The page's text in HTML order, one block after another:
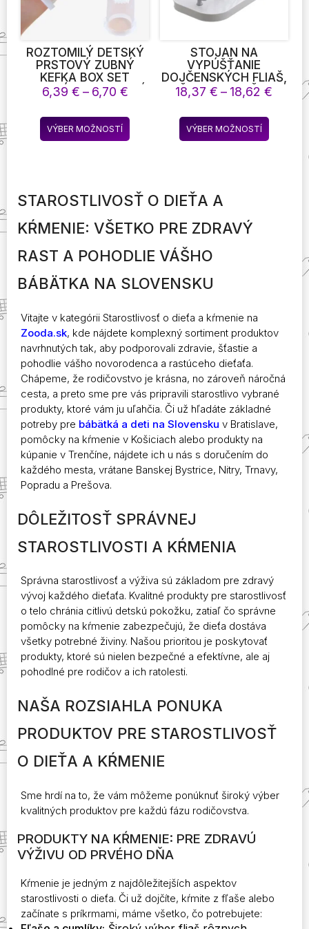
produktu.
ROZTOMILÝ DETSKÝ
PRSTOVÝ ZUBNÝ
KEFKA BOX SET
DETSKÉ ZUBY JASNÁ
MASÁŽ MÄKKÁ
SILIKÓNOVÁ DETSKÁ
GUMOVÁ ČISTIACA
KEFKA MASÁŽNA
6,39 € – 6,70 €Price
6,39 €
through
VÝBER MOŽNOSTÍ
Tento
produkt
Možnosti
môžete
na
stránke
produktu.
STOJAN NA
VYPÚŠŤANIE
DOJČENSKÝCH FLIAŠ,
DRŽIAK NA FĽAŠE NA
KŔMENIE BRADAVIEK,
SKLADOVACÍ SUŠIAK,
STROJ NA ČISTENIE A
SUŠENIE FLIAŠ
18,37€ – 18,62€
18,62
VÝBER MOŽNOSTÍ
Tento
produkt
stránke
STAROSTLIVOSŤ O DIEŤA A
KŔMENIE: VŠETKO PRE ZDRAVÝ
RAST A POHODLIE VÁŠHO
BÁBÄTKA NA SLOVENSKU
Vitajte v kategórii Starostlivosť o dieťa a kŕmenie na
Zooda.sk, kde nájdete komplexný sortiment produktov
navrhnutých tak, aby podporovali zdravie, šťastie a
pohodlie vášho novorodenca a rastúceho dieťaťa.
Chápeme, že rodičovstvo je krásna, no zároveň náročná
cesta, a preto sme pre vás pripravili starostlivo vybrané
produkty, ktoré vám ju uľahčia. Či už hľadáte základné
potreby pre bábätká a deti na Slovensku v Bratislave,
pomôcky na kŕmenie v Košiciach alebo produkty na
kúpanie v Trenčíne, nájdete ich u nás s doručením do
každého mesta, vrátane Banskej Bystrice, Nitry, Trnavy,
Popradu a Prešova.
DÔLEŽITOSŤ SPRÁVNEJ
STAROSTLIVOSTI A KŔMENIA
Správna starostlivosť a výživa sú základom pre zdravý
vývoj každého dieťaťa. Kvalitné produkty pre starostlivosť
o telo chránia citlivú detskú pokožku, zatiaľ čo správne
pomôcky na kŕmenie zabezpečujú, že dieťa dostáva
všetky potrebné živiny. Našou prioritou je poskytovať
produkty, ktoré sú nielen bezpečné a efektívne, ale aj
pohodlné pre rodičov a ich ratolesti.
NAŠA ROZSIAHLA PONUKA
PRODUKTOV PRE STAROSTLIVOSŤ
O DIEŤA A KŔMENIE
Sme hrdí na to, že vám môžeme ponúknuť široký výber
kvalitných produktov pre každú fázu rodičovstva.
PRODUKTY NA KŔMENIE: PRE ZDRAVÚ
VÝŽIVU OD PRVÉHO DŇA
Kŕmenie je jedným z najdôležitejších aspektov
starostlivosti o dieťa. Či už dojčíte, kŕmite z fľaše alebo
začínate s príkrmami, máme všetko, čo potrebujete: